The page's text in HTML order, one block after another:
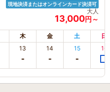
現地決済またはオンラインカード決済可
大人
13,000円～
木 金 土 日
13 14 15 16